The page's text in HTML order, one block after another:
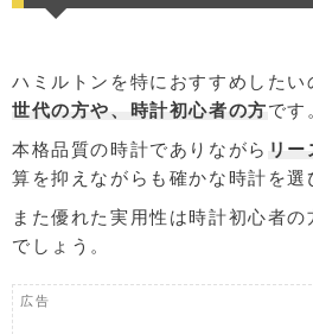
ハミルトンを特におすすめしたい
世代の方や、時計初心者の方です
本格品質の時計でありながら リ
算を抑えながらも確かな時計を選
また優れた実用性は時計初心者
でしょう。
広告